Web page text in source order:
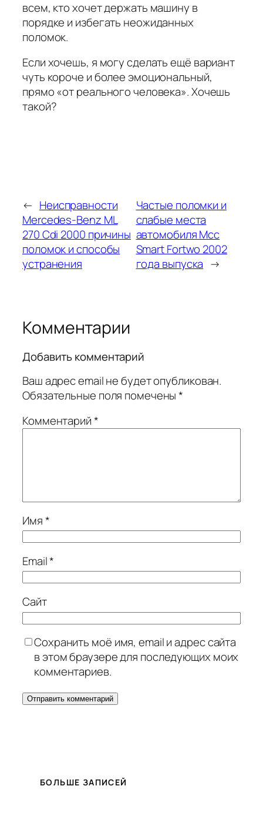
всем, кто хочет держать машину в
порядке и избегать неожиданных
поломок.
Если хочешь, я могу сделать ещё вариант
чуть короче и более эмоциональный,
прямо «от реального человека». Хочешь
такой?
← Неисправности
Mercedes-Benz ML
270 Cdi 2000 причины
поломок и способы
устранения
Частые поломки и
слабые места
автомобиля Mcc
Smart Fortwo 2002
года выпуска →
Комментарии
Добавить комментарий
Ваш адрес email не будет опубликован.
Обязательные поля помечены*
Комментарий*
Имя*
Email*
Сайт
Сохранить моё имя, email и адрес сайта
в этом браузере для последующих моих
комментариев.
БОЛЬШЕ ЗАПИСЕЙ